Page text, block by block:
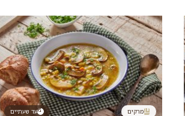
עד שעתיים מרקים